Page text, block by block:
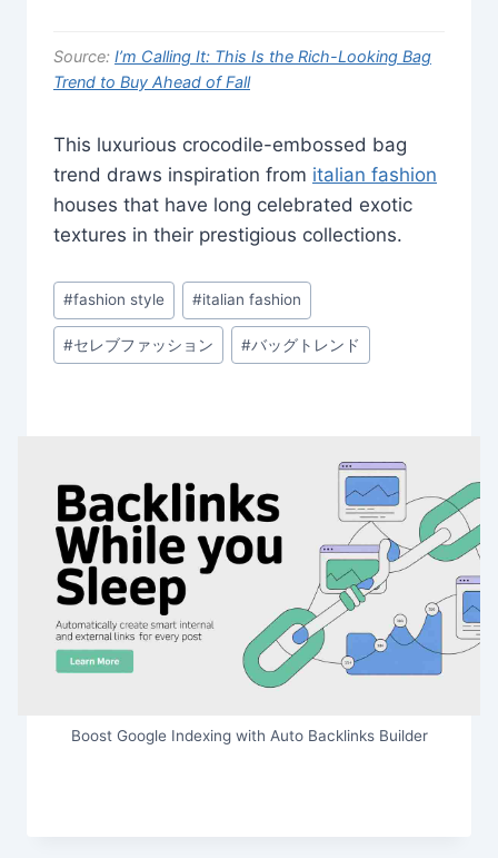
Source: I’m Calling It: This Is the Rich-Looking Bag
Trend to Buy Ahead of Fall
This luxurious crocodile-embossed bag
trend draws inspiration from italian fashion
houses that have long celebrated exotic
textures in their prestigious collections.
Post
Tags:
#fashion style #italian fashion
#セレブファッション #バッグトレンド
Boost Google Indexing with Auto Backlinks Builder